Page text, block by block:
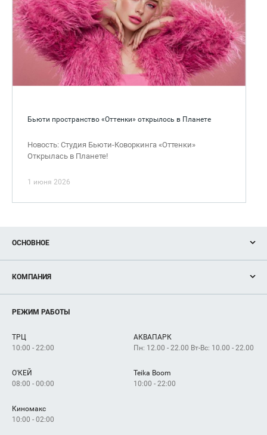
Бьюти пространство «Оттенки» открылось в Планете
Новость: Студия Бьюти-Коворкинга «Оттенки»
Открылась в Планете!
1 июня 2026
ОСНОВНОЕ
Новости
Магазины
Услуги
КОМПАНИЯ
Рекламодателям
Как добраться
РЕЖИМ РАБОТЫ
ТРЦ
10:00 - 22:00
АКВАПАРК
Пн: 12.00 - 22.00 Вт-Вс: 10.00 - 22.00
О'КЕЙ
08:00 - 00:00
Teika Boom
10:00 - 22:00
Киномакс
10:00 - 02:00